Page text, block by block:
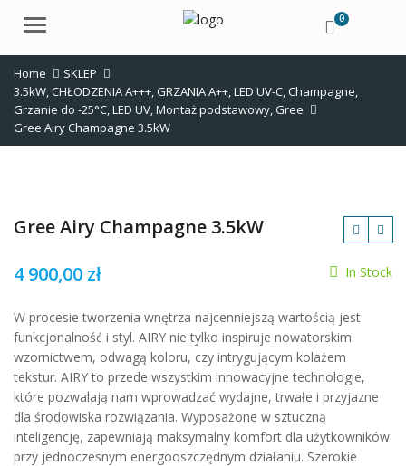
Menu 0
Home
SKLEP
3.5kW,CHŁODZENIA A+++,GRZANIA A++,LED UV-C,Champagne,
Grzanie do -25°C,LED UV,Montaż podstawowy,Gree
Gree Airy Champagne 3.5kW
Gree Airy Champagne 3.5kW
zł
4 900,00 zł In Stock
W procesie tworzenia wnętrza najcenniejszą wartością jest
funkcjonalność i styl. AIRY nie tylko inspiruje nowatorskim
wzornictwem, odwagą koloru, czy intrygującym kolażem
tekstur. AIRY to przede wszystkim innowacyjne technologie,
które pozwalają nam wprowadzać wydajne, trwałe i przyjazne
dla środowiska rozwiązania. Wyposażone w sztuczną
inteligencję, zapewniają maksymalny komfort dla użytkowników
przy jednoczesnym energooszczędnym działaniu. Szerokie